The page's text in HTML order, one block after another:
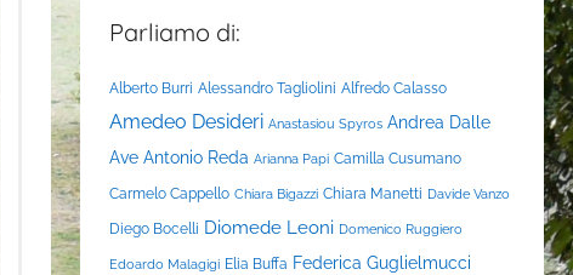
Parliamo di:
Alberto Burri Alessandro Tagliolini Alfredo Calasso
Amedeo Desideri Anastasiou Spyros Andrea Dalle
Ave Antonio Reda Arianna Papi Camilla Cusumano
Carmelo Cappello Chiara Bigazzi Chiara Manetti Davide Vanzo
Diego Bocelli Diomede Leoni Domenico Ruggiero
Edoardo Malagigi Elia Buffa Federica Guglielmucci